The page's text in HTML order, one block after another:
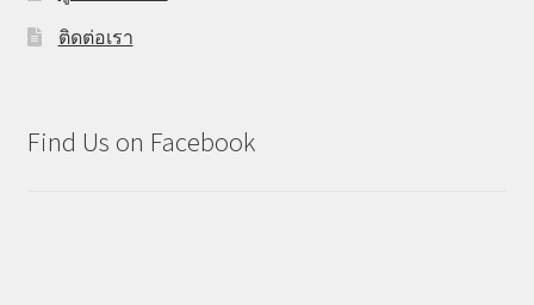
ติดต่อเรา
Find Us on Facebook